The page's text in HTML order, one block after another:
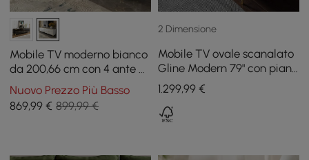
Mobile TV moderno bianco
da 200,66 cm con 4 ante e
2 cassetti
Nuovo Prezzo Più Basso
869,99 € 899,99 €
2 Dimensione
Mobile TV ovale scanalato
Gline Modern 79" con piano
in marmo e cassetti
1.299,99€